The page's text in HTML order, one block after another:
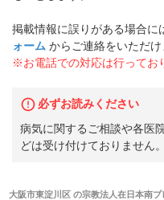
掲載情報に誤りがある場合に
ォーム からご連絡をいただけ
※お電話での対応は行ってお
必ずお読みください
病気に関するご相談や各医
どは受け付けておりません。
大阪市東淀川区の宗教法人在日本南